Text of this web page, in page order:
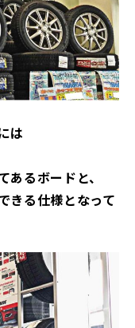
は
るボードと、
きる仕様となって